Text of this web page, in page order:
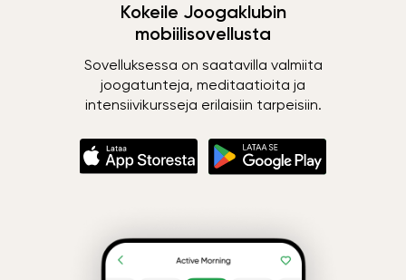
Kokeile Joogaklubin
mobiilisovellusta
Sovelluksessa on saatavilla valmiita
joogatunteja, meditaatioita ja
intensiivikursseja erilaisiin tarpeisiin.